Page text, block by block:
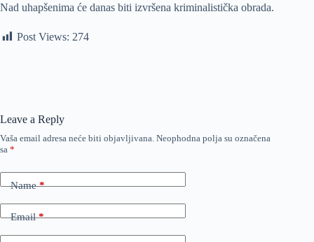
Nad uhapšenima će danas biti izvršena kriminalistička obrada.
Post Views: 274
Leave a Reply
Vaša email adresa neće biti objavljivana. Neophodna polja su označena
sa *
Name*
Email*